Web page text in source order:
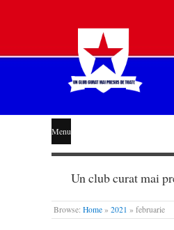
STEAUA
LIBERĂ
Menu
Un club curat mai
Browse: Home » 2021 » februarie